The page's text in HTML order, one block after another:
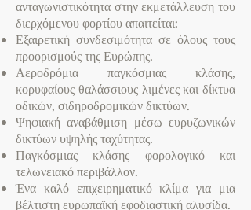
ανταγωνιστικότητα στην εκμετάλλευση του
διερχόμενου φορτίου απαιτείται:
Εξαιρετική συνδεσιμότητα σε όλους τους
προορισμούς της Ευρώπης.
Αεροδρόμια παγκόσμιας κλάσης,
κορυφαίους θαλάσσιους λιμένες και δίκτυα
οδικών, σιδηροδρομικών δικτύων.
Ψηφιακή αναβάθμιση μέσω ευρυζωνικών
δικτύων υψηλής ταχύτητας.
Παγκόσμιας κλάσης φορολογικό και
τελωνειακό περιβάλλον.
Ένα καλό επιχειρηματικό κλίμα για μια
βέλτιστη ευρωπαϊκή εφοδιαστική αλυσίδα.